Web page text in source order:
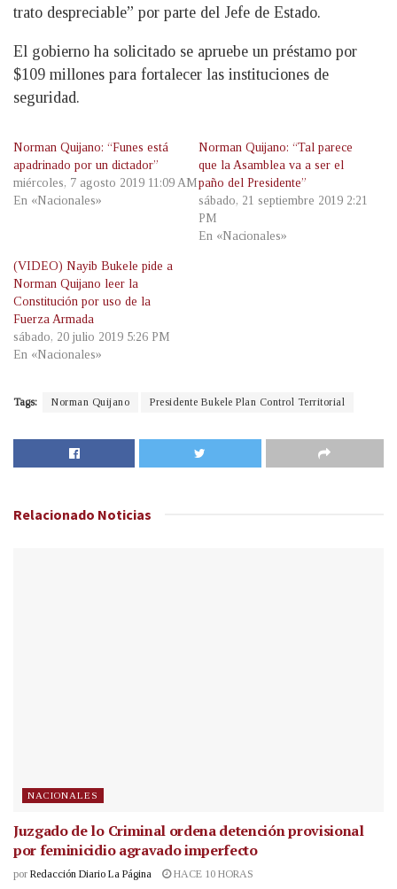
trato despreciable” por parte del Jefe de Estado.
El gobierno ha solicitado se apruebe un préstamo por
$109 millones para fortalecer las instituciones de
seguridad.
Norman Quijano: “Funes está
apadrinado por un dictador”
miércoles, 7 agosto 2019 11:09 AM
En «Nacionales»
Norman Quijano: “Tal parece
que la Asamblea va a ser el
paño del Presidente”
sábado, 21 septiembre 2019 2:21
PM
En «Nacionales»
(VIDEO) Nayib Bukele pide a
Norman Quijano leer la
Constitución por uso de la
Fuerza Armada
sábado, 20 julio 2019 5:26 PM
En «Nacionales»
Tags: Norman Quijano Presidente Bukele Plan Control Territorial
Relacionado Noticias
NACIONALES
Juzgado de lo Criminal ordena detención provisional
por feminicidio agravado imperfecto
por Redacción Diario La Página HACE 10 HORAS